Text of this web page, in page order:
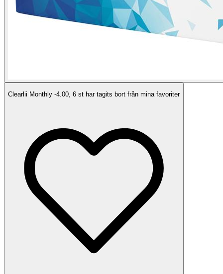
Clearlii Monthly -4.00, 6 st har tagits bort från mina favoriter